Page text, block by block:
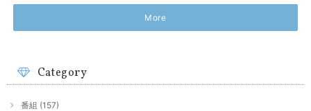
More
Category
番組 (157)